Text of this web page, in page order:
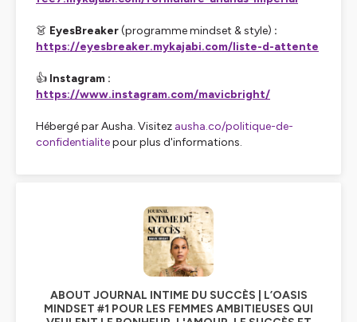
👗 EyesBreaker(programme mindset & style) :
https://eyesbreaker.mykajabi.com/liste-d-attente
👍 Instagram :
https://www.instagram.com/mavicbright/
Hébergé par Ausha. Visitez ausha.co/politique-de-
confidentialitepour plus d'informations.
ABOUT JOURNAL INTIME DU SUCCÈS | L’OASIS
MINDSET #1 POUR LES FEMMES AMBITIEUSES QUI